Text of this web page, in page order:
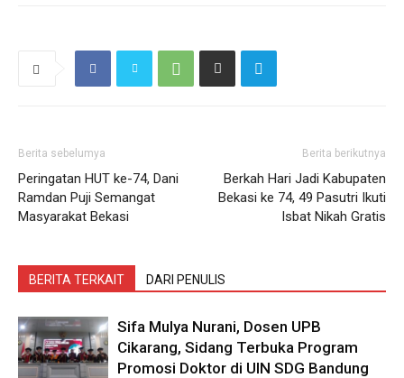
Berita sebelumya
Peringatan HUT ke-74, Dani
Ramdan Puji Semangat
Masyarakat Bekasi
Berita berikutnya
Berkah Hari Jadi Kabupaten
Bekasi ke 74, 49 Pasutri Ikuti
Isbat Nikah Gratis
BERITA TERKAIT DARI PENULIS
Sifa Mulya Nurani, Dosen UPB
Cikarang, Sidang Terbuka Program
Promosi Doktor di UIN SDG Bandung